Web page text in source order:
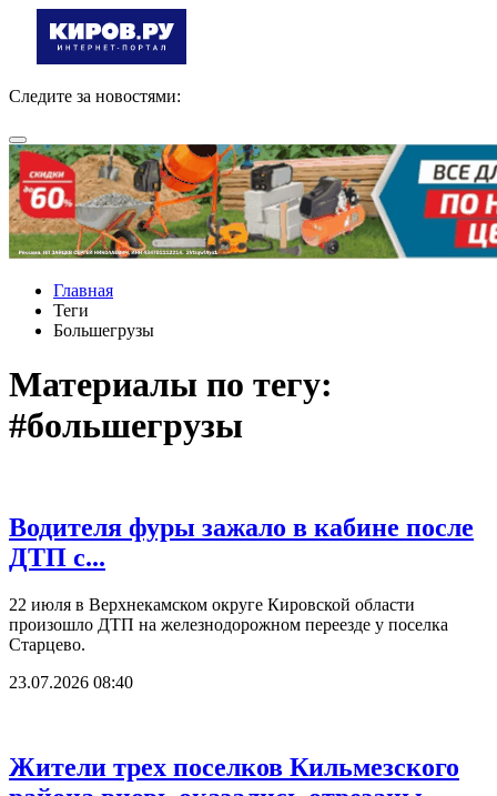
Следите за новостями:
Главная
Теги
Большегрузы
Материалы по тегу:
#большегрузы
Водителя фуры зажало в кабине после
ДТП с...
22 июля в Верхнекамском округе Кировской области
произошло ДТП на железнодорожном переезде у поселка
Старцево.
23.07.2026 08:40
Жители трех поселков Кильмезского